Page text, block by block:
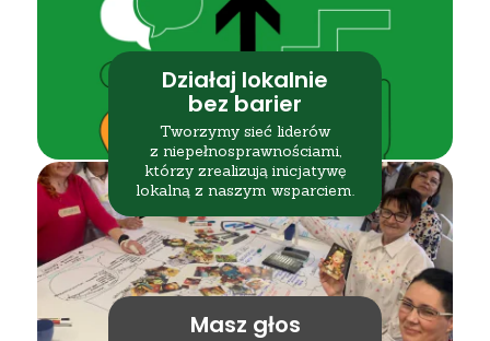
Działaj lokalnie
bez barier
Tworzymy sieć liderów
z niepełnosprawnościami,
którzy zrealizują inicjatywę
lokalną z naszym wsparciem.
Masz głos